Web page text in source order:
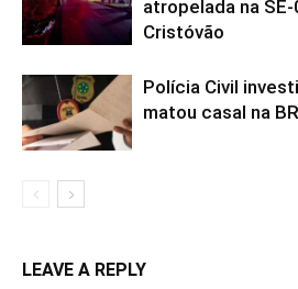
atropelada na
Cristóvão
Polícia Civil
matou casal na
LEAVE A REPLY